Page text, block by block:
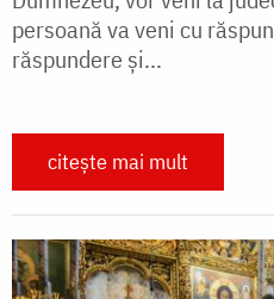
persoană va veni cu
răspundere și...
citește mai mult